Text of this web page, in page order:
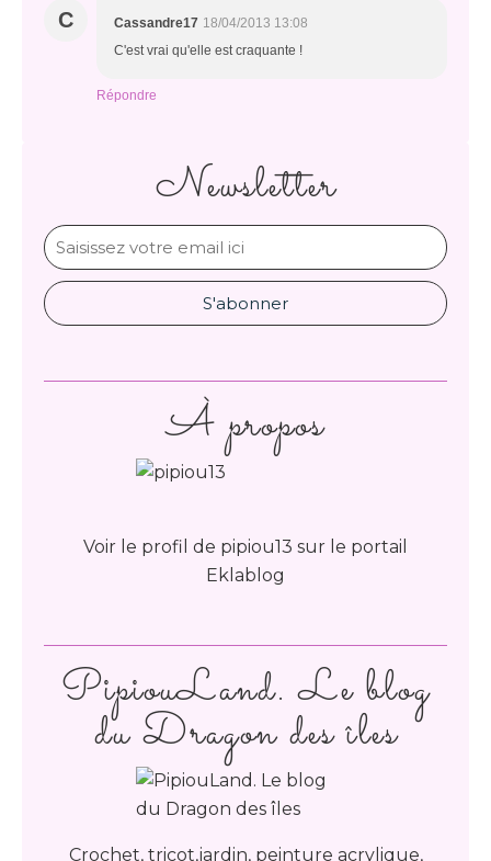
C Cassandre17 18/04/2013 13:08
C'est vrai qu'elle est craquante !
Répondre
Newsletter
PipiouLand. Le blog
du Dragon des îles
Crochet, tricot,jardin, peinture acrylique,
À propos
Voir le profil de pipiou13 sur le portail
Eklablog